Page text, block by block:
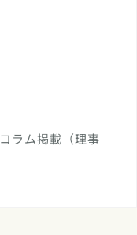
ラム掲載（理事